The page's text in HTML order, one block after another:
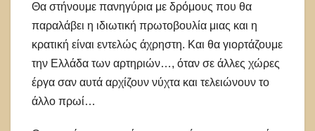
Θα στήνουμε πανηγύρια με δρόμους που θα
παραλάβει η ιδιωτική πρωτοβουλία μιας και η
κρατική είναι εντελώς άχρηστη. Και θα γιορτάζουμε
την Ελλάδα των αρτηριών…, όταν σε άλλες χώρες
έργα σαν αυτά αρχίζουν νύχτα και τελειώνουν το
άλλο πρωί…